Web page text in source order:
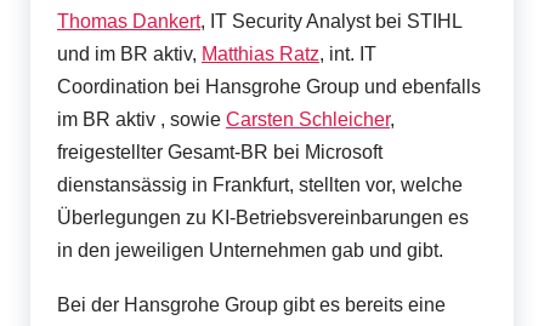
Thomas Dankert, IT Security Analyst bei STIHL
und im BR aktiv, Matthias Ratz, int. IT
Coordination bei Hansgrohe Group und ebenfalls
im BR aktiv , sowie Carsten Schleicher,
freigestellter Gesamt-BR bei Microsoft
dienstansässig in Frankfurt, stellten vor, welche
Überlegungen zu KI-Betriebsvereinbarungen es
in den jeweiligen Unternehmen gab und gibt.
Bei der Hansgrohe Group gibt es bereits eine